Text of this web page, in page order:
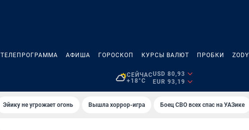
ТЕЛЕПРОГРАММА АФИША ГОРОСКОП КУРСЫ ВАЛЮТ ПРОБКИ ZODY
СЕЙЧАС
+18°C
USD 80,93
EUR 93,19
Эйику не угрожает огонь Вышла хоррор-игра Боец СВО всех спас на УАЗике